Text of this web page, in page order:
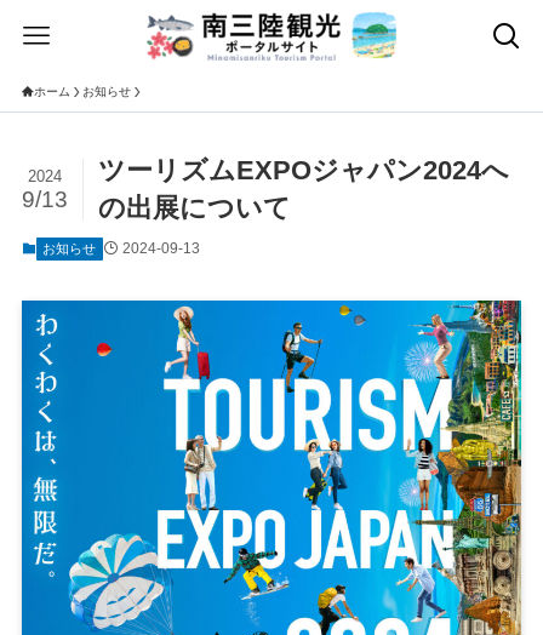
ホーム お知らせ
ツーリズムEXPOジャパン2024へ
の出展について
2024
9/13
お知らせ 2024-09-13